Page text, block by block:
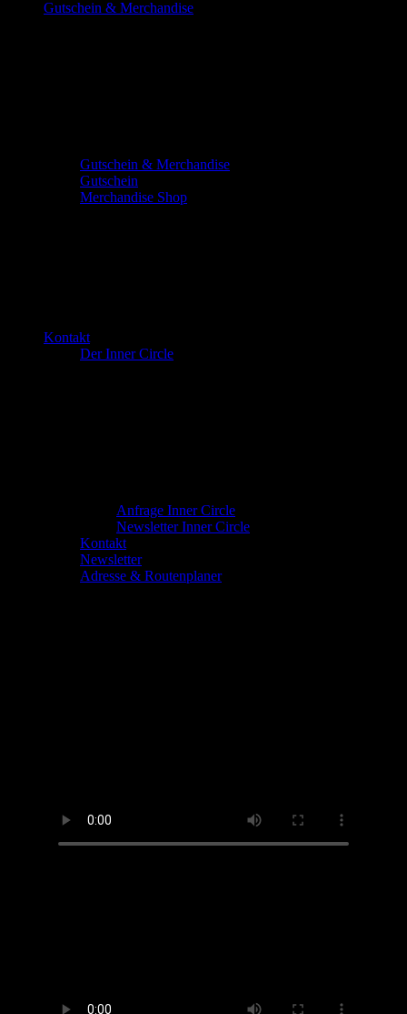
Gutschein & Merchandise
Gutschein & Merchandise
Gutschein
Merchandise Shop
Kontakt
Der Inner Circle
Anfrage Inner Circle
Newsletter Inner Circle
Kontakt
Newsletter
Adresse & Routenplaner